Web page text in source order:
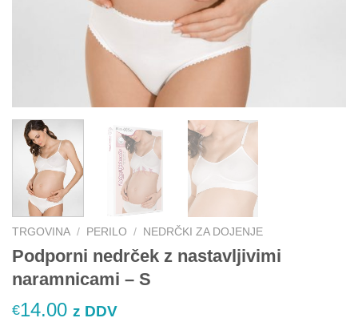
TRGOVINA / PERILO / NEDRČKI ZA DOJENJE
Podporni nedrček z nastavljivimi
naramnicami – S
€14.00 z DDV